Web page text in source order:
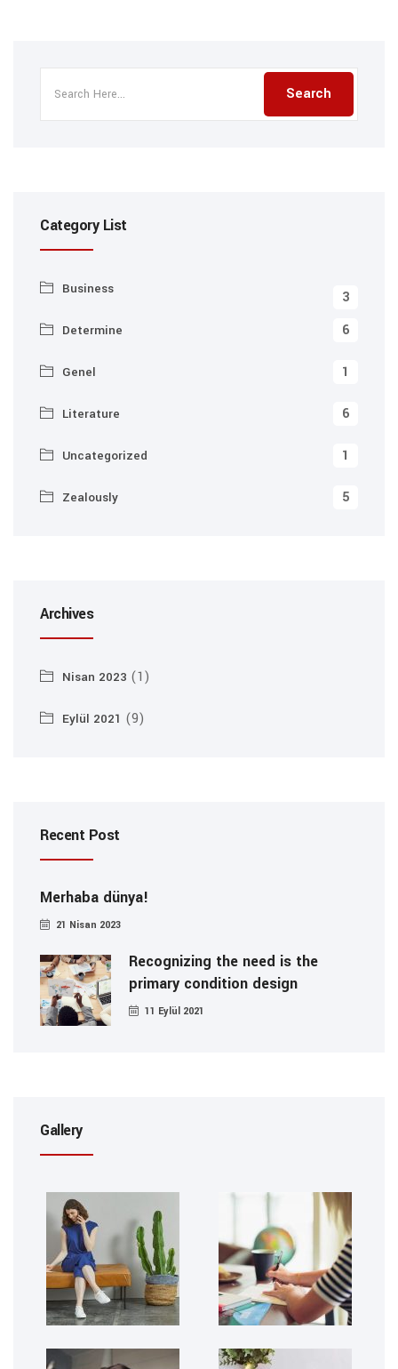
Category List
Business 3
Determine 6
Genel 1
Literature 6
Uncategorized 1
Zealously 5
Archives
Nisan 2023 (1)
Eylül 2021 (9)
Recent Post
Merhaba dünya!
21 Nisan 2023
Recognizing the need is the
primary condition design
11 Eylül 2021
Gallery